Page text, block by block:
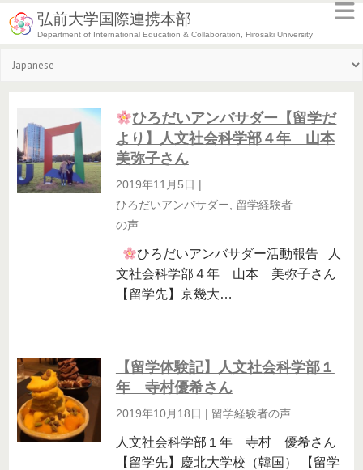
弘前大学国際連携本部
Department of International Education & Collaboration, Hirosaki University
ひろだいアンバサダー【留学だ
より】人文社会科学部４年 山本
美弥子さん
2019年11月5日 |
ひろだいアンバサダー
留学経験者
の声
ひろだいアンバサダー活動報告 人
文社会科学部４年 山本 美弥子さん
【留学先】京幾大…
【留学体験記】人文社会科学部１
年 寺村優希さん
2019年10月18日 | 留学経験者の声
人文社会科学部１年 寺村 優希さん
【留学先】慶北大学校（韓国） 【留学